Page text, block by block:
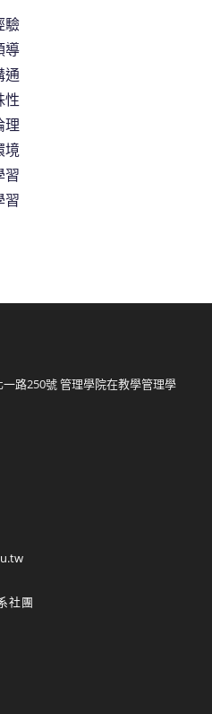
驗
導
通
性
理
境
習
習
路250號 管理學院在教學管理學
社團